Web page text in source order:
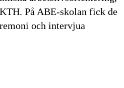
På ABE-skolan fick de
och intervjua